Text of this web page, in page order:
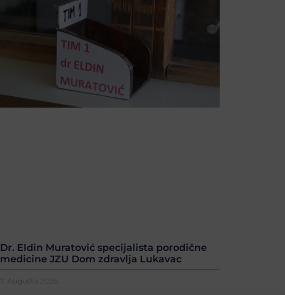
Dr. Eldin Muratović specijalista porodične
medicine JZU Dom zdravlja Lukavac
7. Augusta 2026.